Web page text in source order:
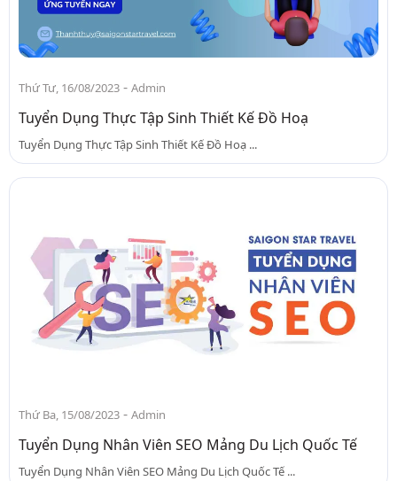
Thứ Tư, 16/08/2023 - Admin
Tuyển Dụng Thực Tập Sinh Thiết Kế Đồ Hoạ
Tuyển Dụng Thực Tập Sinh Thiết Kế Đồ Hoạ ...
Thứ Ba, 15/08/2023 - Admin
Tuyển Dụng Nhân Viên SEO Mảng Du Lịch Quốc Tế
Tuyển Dụng Nhân Viên SEO Mảng Du Lịch Quốc Tế ...